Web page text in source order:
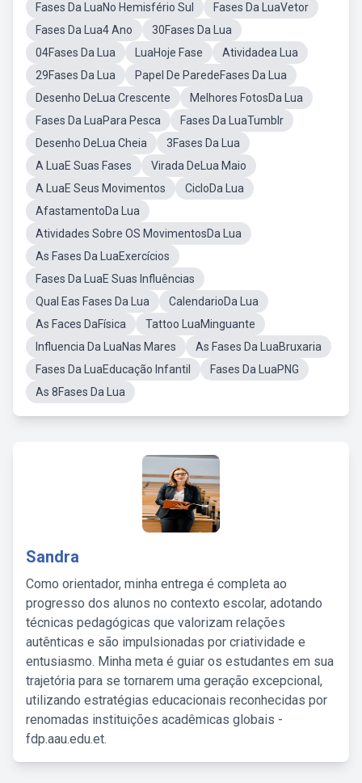
Fases Da LuaNo Hemisfério Sul
Fases Da LuaVetor
Fases Da Lua4 Ano
30Fases Da Lua
04Fases Da Lua
LuaHoje Fase
Atividadea Lua
29Fases Da Lua
Papel De ParedeFases Da Lua
Desenho DeLua Crescente
Melhores FotosDa Lua
Fases Da LuaPara Pesca
Fases Da LuaTumblr
Desenho DeLua Cheia
3Fases Da Lua
A LuaE Suas Fases
Virada DeLua Maio
A LuaE Seus Movimentos
CicloDa Lua
AfastamentoDa Lua
Atividades Sobre OS MovimentosDa Lua
As Fases Da LuaExercícios
Fases Da LuaE Suas Influências
Qual Eas Fases Da Lua
CalendarioDa Lua
As Faces DaFísica
Tattoo LuaMinguante
Influencia Da LuaNas Mares
As Fases Da LuaBruxaria
Fases Da LuaEducação Infantil
Fases Da LuaPNG
As 8Fases Da Lua
Sandra
Como orientador, minha entrega é completa ao
progresso dos alunos no contexto escolar, adotando
técnicas pedagógicas que valorizam relações
autênticas e são impulsionadas por criatividade e
entusiasmo. Minha meta é guiar os estudantes em sua
trajetória para se tornarem uma geração excepcional,
utilizando estratégias educacionais reconhecidas por
renomadas instituições acadêmicas globais -
fdp.aau.edu.et.